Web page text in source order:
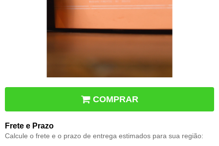
COMPRAR
Frete e Prazo
Calcule o frete e o prazo de entrega estimados para sua região: